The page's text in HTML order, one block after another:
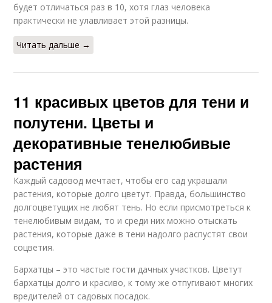
будет отличаться раз в 10, хотя глаз человека
практически не улавливает этой разницы.
Читать дальше →
11 красивых цветов для тени и
полутени. Цветы и
декоративные тенелюбивые
растения
Каждый садовод мечтает, чтобы его сад украшали
растения, которые долго цветут. Правда, большинство
долгоцветущих не любят тень. Но если присмотреться к
тенелюбивым видам, то и среди них можно отыскать
растения, которые даже в тени надолго распустят свои
соцветия.
Бархатцы – это частые гости дачных участков. Цветут
бархатцы долго и красиво, к тому же отпугивают многих
вредителей от садовых посадок.